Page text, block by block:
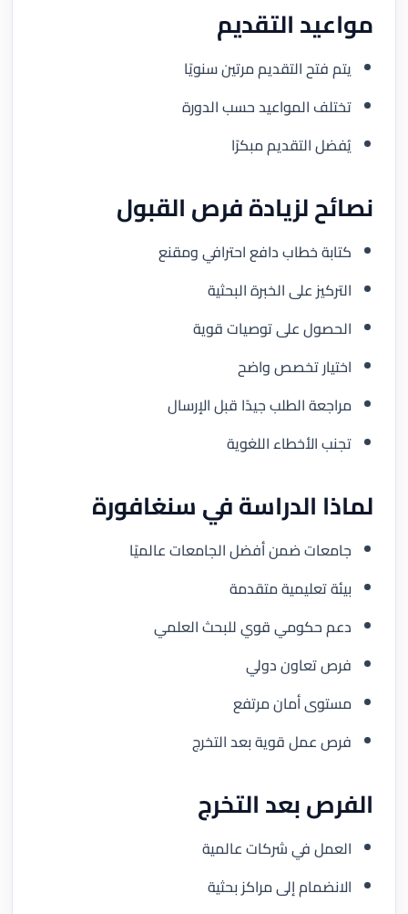
مواعيد التقديم
يتم فتح التقديم مرتين سنويًا
تختلف المواعيد حسب الدورة
يُفضل التقديم مبكرًا
نصائح لزيادة فرص القبول
كتابة خطاب دافع احترافي ومقنع
التركيز على الخبرة البحثية
الحصول على توصيات قوية
اختيار تخصص واضح
مراجعة الطلب جيدًا قبل الإرسال
تجنب الأخطاء اللغوية
لماذا الدراسة في سنغافورة
جامعات ضمن أفضل الجامعات عالميًا
بيئة تعليمية متقدمة
دعم حكومي قوي للبحث العلمي
فرص تعاون دولي
مستوى أمان مرتفع
فرص عمل قوية بعد التخرج
الفرص بعد التخرج
العمل في شركات عالمية
الانضمام إلى مراكز بحثية